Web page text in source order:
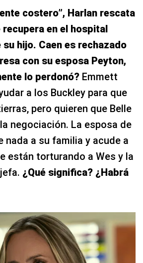
costero”, Harlan rescata
recupera en el hospital
su hijo. Caen es rechazado
con su esposa Peyton,
lo perdonó? Emmett
a los Buckley para que
pero quieren que Belle
negociación. La esposa de
nada a su familia y acude a
están torturando a Wes y la
¿Qué significa? ¿Habrá